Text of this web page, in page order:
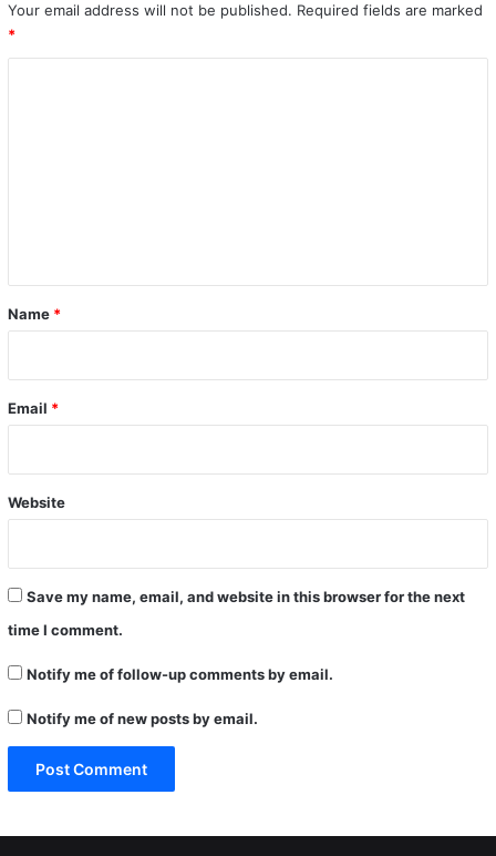
Your email address will not be published. Required fields are marked
*
*
Name *
Email *
Website
Save my name, email, and website in this browser for the next
time I comment.
Notify me of follow-up comments by email.
Notify me of new posts by email.